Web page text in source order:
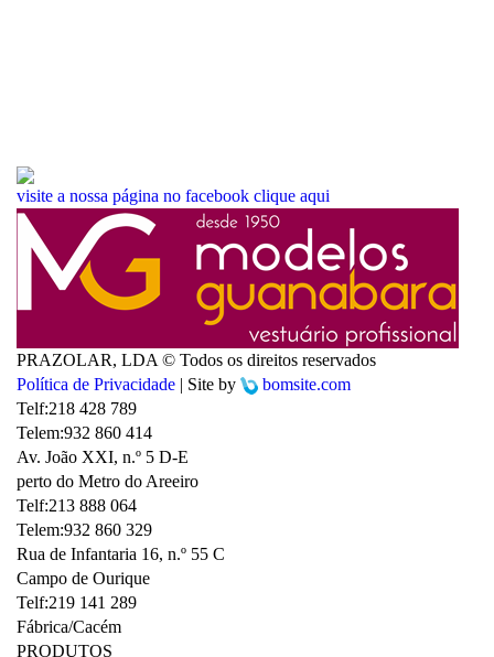
visite a nossa página no facebook clique aqui
PRAZOLAR, LDA © Todos os direitos reservados
Política de Privacidade | Site by
bomsite.com
Telf:218 428 789
Telem:932 860 414
Av. João XXI, n.º 5 D-E
perto do Metro do Areeiro
Telf:213 888 064
Telem:932 860 329
Rua de Infantaria 16, n.º 55 C
Campo de Ourique
Telf:219 141 289
Fábrica/Cacém
PRODUTOS